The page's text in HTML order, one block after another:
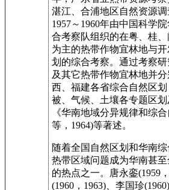
湛江、合浦地区自然资源调
1957～1960年由中国科学
合考察队组织的在粤、桂
为主的热带作物宜林地与
划的综合考察。通过考察
及其它热带作物宜林地并
西、福建各省综合自然区
被、气候、土壤各专题区划
《华南地域分异规律和综
等，1964)等著述。
随着全国自然区划和华南综
热带区域问题成为华南甚
的热点之一。唐永銮(1959
(1960，1963)、李国珍